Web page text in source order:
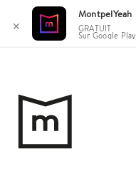
contenu
✕
MontpelYeah
GRATUIT
Sur Google Play